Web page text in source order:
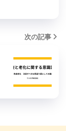
次の記事